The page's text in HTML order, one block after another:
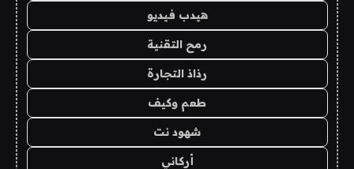
هيدب فيديو
رمح التقنية
رذاذ التجارة
طعم وكيف
شهود نت
أركاني